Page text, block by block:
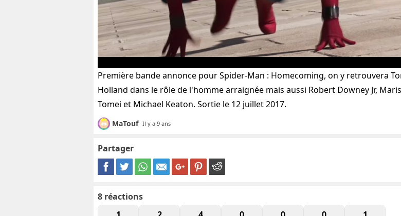
Première bande annonce pour Spider-Man : Homecoming, on y retrouvera
Holland dans le rôle de l'homme arraignée mais aussi Robert Downey Jr,
Tomei et Michael Keaton. Sortie le 12 juillet 2017.
MaTouf Il y a 9 ans
Partager
8 réactions